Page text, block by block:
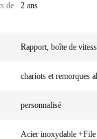
de
2 ans
Rapport, boîte de
chariots et remorques
personnalisé
Acier inoxydable +File